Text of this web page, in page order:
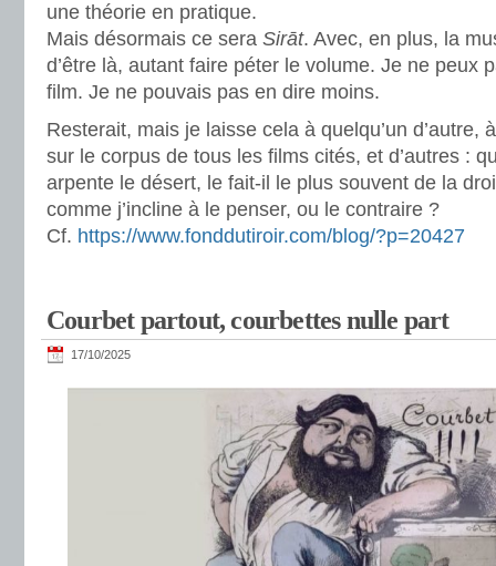
une théorie en pratique.
Mais désormais ce sera Sirāt. Avec, en plus, la
d’être là, autant faire péter le volume. Je ne peux
film. Je ne pouvais pas en dire moins.
Resterait, mais je laisse cela à quelqu’un d’autre,
sur le corpus de tous les films cités, et d’autres :
arpente le désert, le fait-il le plus souvent de la
comme j’incline à le penser, ou le contraire ?
Cf. https://www.fonddutiroir.com/blog/?p=20427
Courbet partout, courbettes nulle part
17/10/2025